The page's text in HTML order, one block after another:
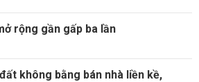
rộng gần gấp ba lần
không bằng bán nhà liền kề,